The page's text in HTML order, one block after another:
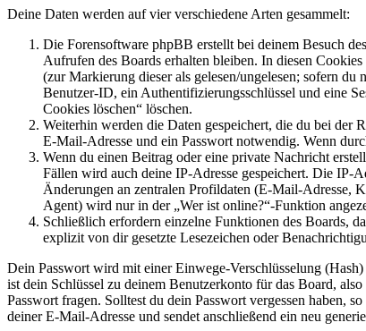
Deine Daten werden auf vier verschiedene Arten gesammelt:
Die Forensoftware phpBB erstellt bei deinem Besuch
Aufrufen des Boards erhalten bleiben. In diesen
(zur Markierung dieser als gelesen/ungelesen; sofern
Benutzer-ID, ein Authentifizierungsschlüssel und eine
Cookies löschen“ löschen.
Weiterhin werden die Daten gespeichert, die du bei der
E-Mail-Adresse und ein Passwort notwendig. Wenn
Wenn du einen Beitrag oder eine private Nachricht
Fällen wird auch deine IP-Adresse gespeichert. Die IP-
Änderungen an zentralen Profildaten (E-Mail-Adresse,
Agent) wird nur in der „Wer ist online?“-Funktion
Schließlich erfordern einzelne Funktionen des Boards,
explizit von dir gesetzte Lesezeichen oder
Dein Passwort wird mit einer Einwege-Verschlüsselung
ist dein Schlüssel zu deinem Benutzerkonto für das Board,
Passwort fragen. Solltest du dein Passwort vergessen haben,
deiner E-Mail-Adresse und sendet anschließend ein neu